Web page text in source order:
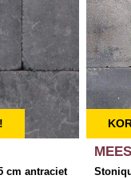
cm antraciet